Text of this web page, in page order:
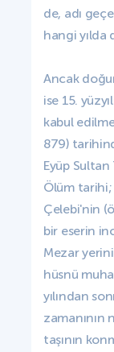
de, adı
hangi yılda
Ancak
ise 15.
kabul
879)
Eyüp
Ölüm
Çelebi'nin
bir eserin
Mezar
hüsnü
yılından
zamanının
taşının